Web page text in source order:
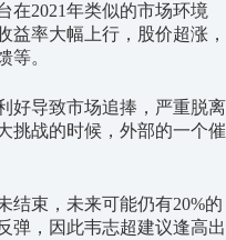
在2021年类似的市场环境
率大幅上行，股价超涨，
等。
好导致市场追捧，严重脱离
挑战的时候，外部的一个催
结束，未来可能仍有20%的
弹，因此韦志超建议逢高出